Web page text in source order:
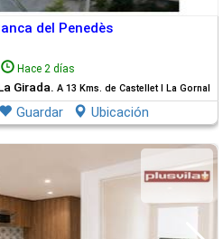
del Penedès
Hace 2 días
Girada. A 13 Kms. de Castellet I La Gornal
Guardar Ubicación